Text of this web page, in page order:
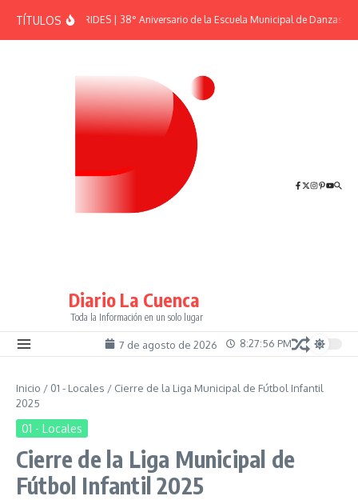
TÍTULOSEFEMÉRIDES | 38° Aniversario de la Escuela Municipal de Danzas “El
Diario La Cuenca
Toda la Información en un solo lugar
7 de agosto de 2026 8:27:56 PM
Inicio / 01 - Locales / Cierre de la Liga Municipal de Fútbol Infantil
2025
01 - Locales
Cierre de la Liga Municipal de
Fútbol Infantil 2025